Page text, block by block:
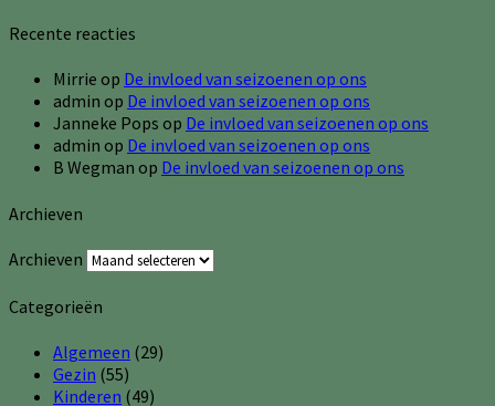
Recente reacties
Mirrie op De invloed van seizoenen op ons
admin op De invloed van seizoenen op ons
Janneke Pops op De invloed van seizoenen op ons
admin op De invloed van seizoenen op ons
B Wegman op De invloed van seizoenen op ons
Archieven
Archieven
Categorieën
Algemeen (29)
Gezin (55)
Kinderen (49)